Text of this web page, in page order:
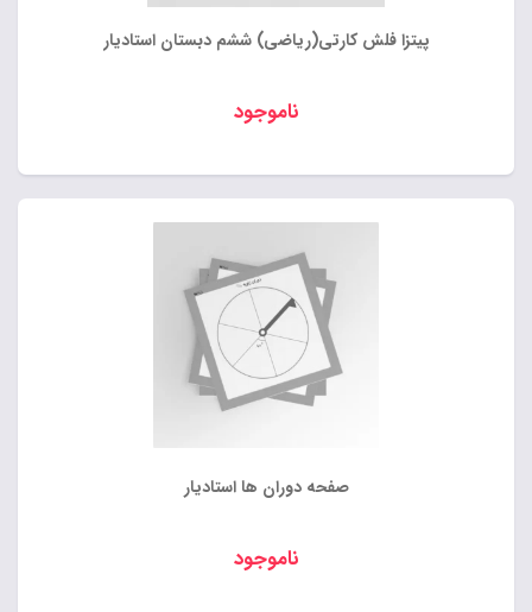
پيتزا فلش كارتى(ریاضی) ششم دبستان استادیار
ناموجود
صفحه دوران ها استادیار
ناموجود